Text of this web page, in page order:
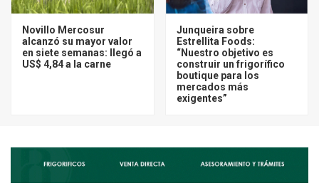
Novillo Mercosur
alcanzó su mayor valor
en siete semanas: llegó a
US$ 4,84 a la carne
Junqueira sobre
Estrellita Foods:
“Nuestro objetivo es
construir un frigorífico
boutique para los
mercados más
exigentes”